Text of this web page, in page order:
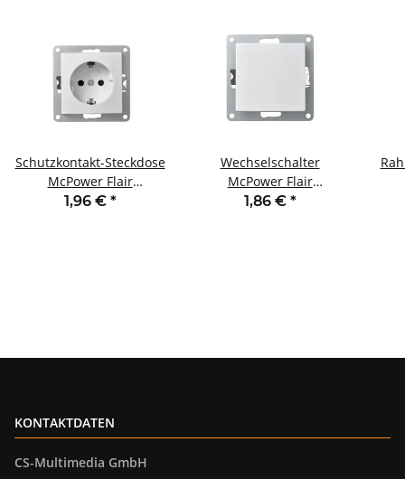
Schutzkontakt-Steckdose
McPower Flair
250V~/16A UP
1,96 € *
Wechselschalter
McPower Flair
250V~/10A UP weiß
1,86 € *
KONTAKTDATEN
CS-Multimedia GmbH